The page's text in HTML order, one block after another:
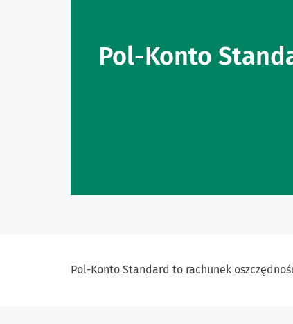
Pol-Konto
Pol-Konto Standard to rachunek